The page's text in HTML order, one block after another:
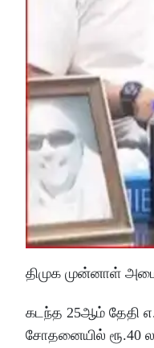
திமுக முன்னாள்
கடந்த 25ஆம் தேதி
சோதனையில் ரூ.40